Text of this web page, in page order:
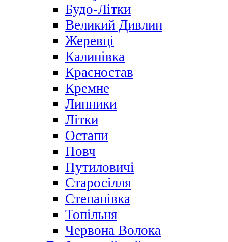
Будо-Літки
Великий Дивлин
Жеревці
Калинівка
Красностав
Кремне
Липники
Літки
Остапи
Повч
Путиловичі
Старосілля
Степанівка
Топільня
Червона Волока